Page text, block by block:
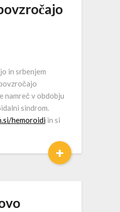
in srbenjem
namreč v obdobju
sindrom.
hemoroidiin si
+